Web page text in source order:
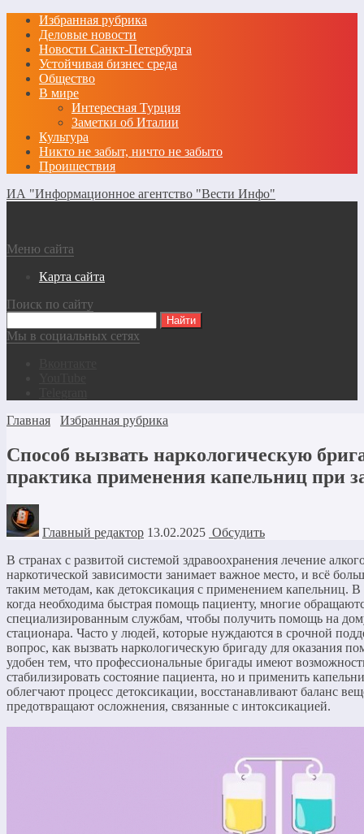
Избранная рубрика
Деловые новости
Новости Санкт-Петербурга
Устойчивая бизнес среда
Общество
В мире
Интересная Турция
Заметки об Италии
Культура
Никто не забыт, ничто не забыто
Проишествия
ИА "Информационное агентство "Вести Инфо"
Меню сайта
Карта сайта
Поиск по сайту
Мы в социальных сетях
Главная
Избранная рубрика
Способ вызвать наркологическую
практика применения капельниц при
Главный редактор 13.02.2025 Обсудить
В странах с развитой системой здравоохранения лечение
наркотической зависимости занимает важное место, и всё
таким методам, как детоксикация с применением капельниц.
когда необходима быстрая помощь пациенту, многие
специализированным службам, чтобы получить помощь на
стационара. Часто у людей, которые нуждаются в срочной
вопрос, как вызвать наркологическую бригаду для оказания
удобен тем, что профессиональные бригады имеют
стабилизировать состояние пациента, но и применить
облегчают процесс детоксикации, восстанавливают баланс
предотвращают осложнения, связанные с интоксикацией.